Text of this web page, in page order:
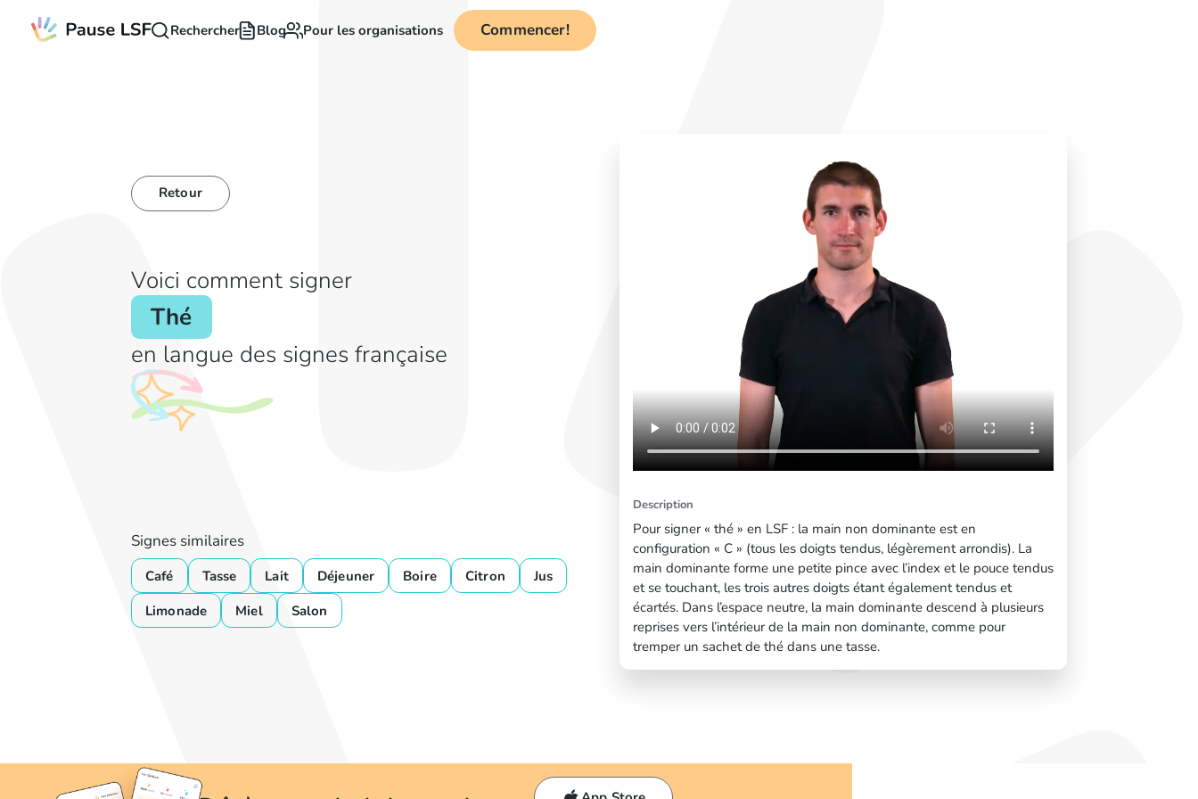
Rechercher Blog Pour les organisations Commencer!
Retour
Voici comment signer
Thé
en langue des signes française
Description
Pour signer « thé » en LSF : la main non dominante est en
configuration « C » (tous les doigts tendus, légèrement arrondis). La
main dominante forme une petite pince avec l’index et le pouce tendus
et se touchant, les trois autres doigts étant également tendus et
écartés. Dans l’espace neutre, la main dominante descend à plusieurs
reprises vers l’intérieur de la main non dominante, comme pour
tremper un sachet de thé dans une tasse.
Signes similaires
Café Tasse Lait Déjeuner Boire Citron
Jus
Limonade
Miel Salon